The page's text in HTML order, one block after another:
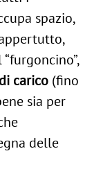
spazio,
carico (fino
sia per
delle